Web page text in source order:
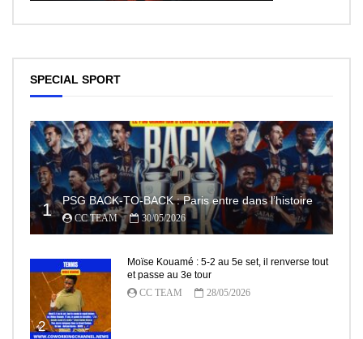
SPECIAL SPORT
1 PSG BACK-TO-BACK : Paris entre dans l’histoire
CC TEAM 30/05/2026
2
Moïse Kouamé : 5-2 au 5e set, il renverse tout
et passe au 3e tour
CC TEAM
28/05/2026